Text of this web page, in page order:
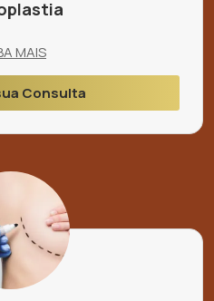
MAIS
Consulta